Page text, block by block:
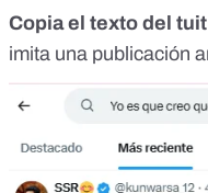
Copia el texto del
imita una publicación